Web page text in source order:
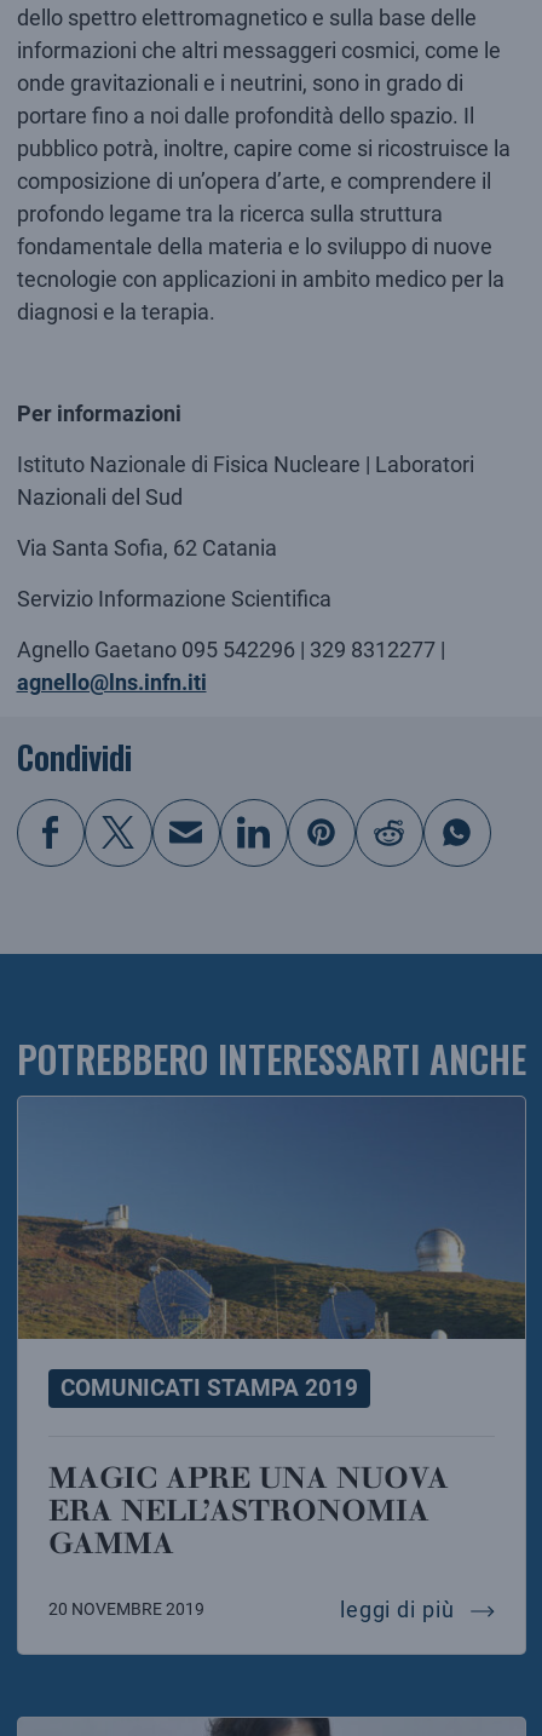
dello spettro elettromagnetico e sulla base delle
informazioni che altri messaggeri cosmici, come le
onde gravitazionali e i neutrini, sono in grado di
portare fino a noi dalle profondità dello spazio. Il
pubblico potrà, inoltre, capire come si ricostruisce la
composizione di un’opera d’arte, e comprendere il
profondo legame tra la ricerca sulla struttura
fondamentale della materia e lo sviluppo di nuove
tecnologie con applicazioni in ambito medico per la
diagnosi e la terapia.
Per informazioni
Istituto Nazionale di Fisica Nucleare | Laboratori
Nazionali del Sud
Via Santa Sofia, 62 Catania
Servizio Informazione Scientifica
Agnello Gaetano 095 542296 | 329 8312277 |
agnello@lns.infn.iti
Condividi
POTREBBERO INTERESSARTI ANCHE
COMUNICATI STAMPA 2019
MAGIC APRE UNA NUOVA
ERA NELL’ASTRONOMIA
GAMMA
20 NOVEMBRE 2019 leggi di più magic